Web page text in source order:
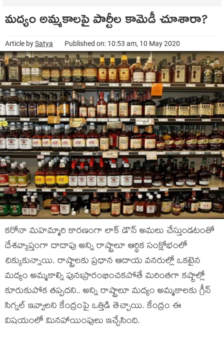
మ‌ద్యం అమ్మ‌కాల‌పై పార్టీల కామెడీ చూశారా?
Article bySatya Published on: 10:53 am, 10 May 2020
క‌రోనా మ‌హ‌మ్మారి కార‌ణంగా లాక్ డౌన్ అమ‌లు చేస్తుండ‌టంతో
దేశ‌వ్యాప్తంగా దాదాపు అన్ని రాష్ట్రాలూ ఆర్థిక సంక్షోభంలో
చిక్కుకున్నాయి. రాష్ట్రాల‌కు ప్ర‌ధాన ఆదాయ వ‌న‌రుల్లో ఒక‌టైన
మ‌ద్యం అమ్మ‌కాల్ని పునఃప్రారంభించ‌క‌పోతే మ‌రింత‌గా క‌ష్టాల్లో
కూరుకుపోక త‌ప్ప‌ద‌ని.. అన్ని రాష్ట్రాలూ మ‌ద్యం అమ్మ‌కాల‌కు గ్రీన్
సిగ్న‌ల్ ఇవ్వాల‌ని కేంద్రంపై ఒత్తిడి తెచ్చాయి. కేంద్రం ఈ
విష‌యంలో మిన‌హాయింపులు ఇచ్చేసింది.